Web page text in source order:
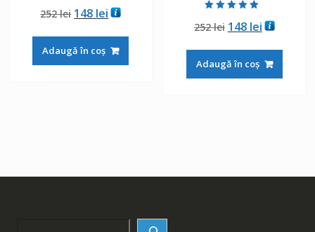
5.00
din 5
252lei Prețul
a
fost:
148 leiPrețul
este:
148 lei.
Adaugă în coș
5.00
din 5
252lei Prețul
a
fost:
148 leiPrețul
este:
148 lei.
Adaugă în coș